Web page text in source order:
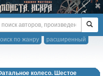
расширенный
по жанру
колесо. Шестое